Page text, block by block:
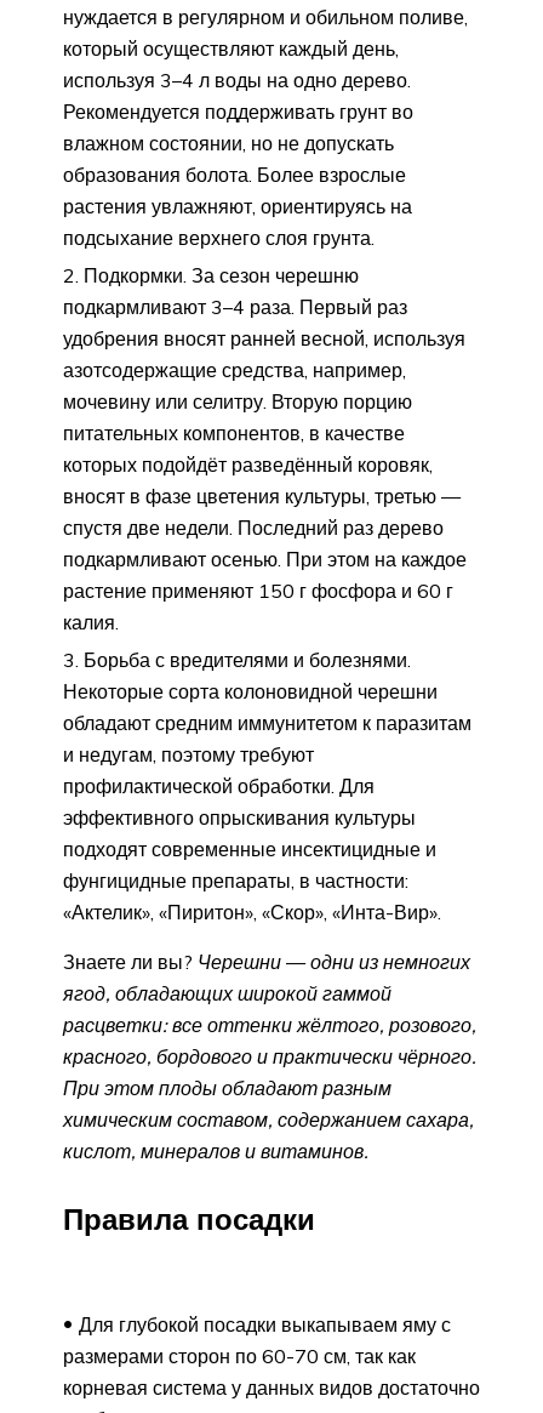
нуждается в регулярном и обильном поливе,
который осуществляют каждый день,
используя 3–4 л воды на одно дерево.
Рекомендуется поддерживать грунт во
влажном состоянии, но не допускать
образования болота. Более взрослые
растения увлажняют, ориентируясь на
подсыхание верхнего слоя грунта.
Подкормки. За сезон черешню
подкармливают 3–4 раза. Первый раз
удобрения вносят ранней весной, используя
азотсодержащие средства, например,
мочевину или селитру. Вторую порцию
питательных компонентов, в качестве
которых подойдёт разведённый коровяк,
вносят в фазе цветения культуры, третью —
спустя две недели. Последний раз дерево
подкармливают осенью. При этом на каждое
растение применяют 150 г фосфора и 60 г
калия.
Борьба с вредителями и болезнями.
Некоторые сорта колоновидной черешни
обладают средним иммунитетом к паразитам
и недугам, поэтому требуют
профилактической обработки. Для
эффективного опрыскивания культуры
подходят современные инсектицидные и
фунгицидные препараты, в частности:
«Актелик», «Пиритон», «Скор», «Инта-Вир».
Знаете ли вы? Черешни —одни из немногих
ягод, обладающих широкой гаммой
расцветки: все оттенки жёлтого, розового,
красного, бордового и практически чёрного.
При этом плоды обладают разным
химическим составом, содержанием сахара,
кислот, минералов и витаминов.
Правила посадки
Для глубокой посадки выкапываем яму с
размерами сторон по 60-70 см, так как
корневая система у данных видов достаточно